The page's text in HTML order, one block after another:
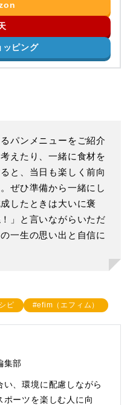
ピング
パンメニューをご紹介
えたり、一緒に食材を
と、当日も楽しく前向
ぜひ準備から一緒にし
したときは大いに褒
」と言いながらいただ
一生の思い出と自信に
ピ #efim（エフィム）
集部
い、環境に配慮しながら
ポーツを楽しむ人に向